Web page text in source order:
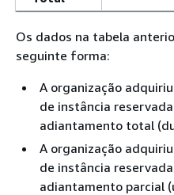
Os dados na tabela
seguinte forma:
A organização
de instância
adiantamento total
A organização
de instância
adiantamento parcial